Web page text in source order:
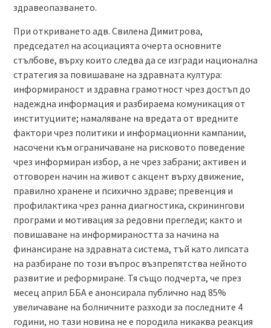
здравеопазването.
При откриването адв. Свилена Димитрова,
председател на асоциацията очерта основните
стълбове, върху които следва да се изгради национална
стратегия за повишаване на здравната култура:
информираност и здравна грамотност чрез достъп до
надеждна информация и разбираема комуникация от
институциите; намаляване на вредата от вредните
фактори чрез политики и информационни кампании,
насочени към ограничаване на рисковото поведение
чрез информиран избор, а не чрез забрани; активен и
отговорен начин на живот с акцент върху движение,
правилно хранене и психично здраве; превенция и
профилактика чрез ранна диагностика, скринингови
програми и мотивация за редовни прегледи; както и
повишаване на информираността за начина на
финансиране на здравната система, тъй като липсата
на разбиране по този въпрос възпрепятства нейното
развитие и реформиране. Тя също подчерта, че през
месец април ББА е анонсирала публично над 85%
увеличаване на болничните разходи за последните 4
години, но тази новина не е породила никаква реакция